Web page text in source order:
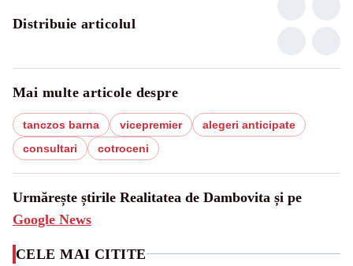
Distribuie articolul
Mai multe articole despre
tanczos barna vicepremier
alegeri anticipate
consultari
cotroceni
Urmărește știrile Realitatea de Dambovita și pe
Google News
CELE MAI CITITE